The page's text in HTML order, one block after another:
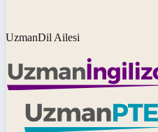
UzmanDil Ailesi